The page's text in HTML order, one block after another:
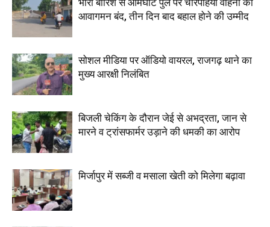
भारी बारिश से आमघाट पुल पर चारपहिया वाहनों का
आवागमन बंद, तीन दिन बाद बहाल होने की उम्मीद
सोशल मीडिया पर ऑडियो वायरल, राजगढ़ थाने का
मुख्य आरक्षी निलंबित
बिजली चेकिंग के दौरान जेई से अभद्रता, जान से
मारने व ट्रांसफार्मर उड़ाने की धमकी का आरोप
मिर्जापुर में सब्जी व मसाला खेती को मिलेगा बढ़ावा